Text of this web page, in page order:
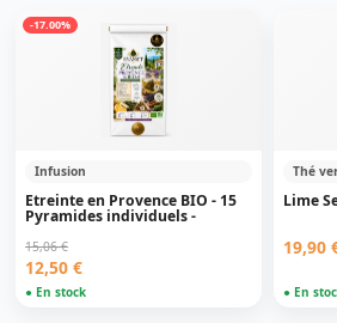
-17.00%
Infusion
Etreinte en Provence BIO - 15
Pyramides individuels -
15,06 €
12,50 €
● En stock
Thé
Lime
19,90
● En